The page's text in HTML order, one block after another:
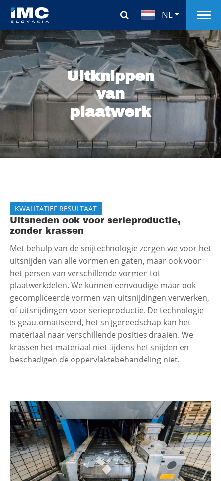
NL
Uitknippen
van
plaatwerk
KWALITATIEF RESULTAAT
Uitsneden ook voor serieproductie,
zonder krassen
Met behulp van de snijtechnologie zorgen we voor het
uitsnijden van alle vormen en gaten, maar ook voor
het persen van verschillende vormen tot
plaatwerkdelen. We kunnen eenvoudige maar ook
gecompliceerde vormen van uitsnijdingen verwerken,
of uitsnijdingen voor serieproductie. De technologie
is geautomatiseerd, het snijgereedschap kan het
materiaal naar verschillende posities draaien. We
krassen het materiaal niet tijdens het snijden en
beschadigen de oppervlaktebehandeling niet.